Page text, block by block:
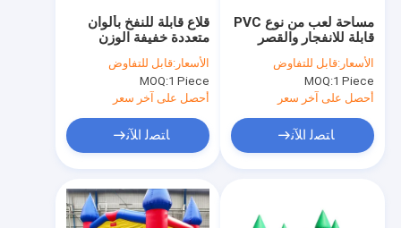
قلاع قابلة للنفخ بألوان
متعددة خفيفة الوزن
وقابلة للطي لسهولة
النقل مع قدرة تحمل وزن
للمناسبات والحفلات
الأسعار:قابل للتفاوض
MOQ:1 Piece
أحصل على آخر سعر
ﺎﺘﺼﻟ ﺍﻶﻧ
مساحة لعب من نوع PVC
قابلة للانفجار والقصر
القابل للانفجار ممتازة
للأحداث الداخلية
والخارجية
الأسعار:قابل للتفاوض
MOQ:1 Piece
أحصل على آخر سعر
ﺎﺘﺼﻟ ﺍﻶﻧ